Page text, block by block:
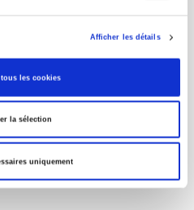
Afficher les détails
les cookies
la sélection
uniquement